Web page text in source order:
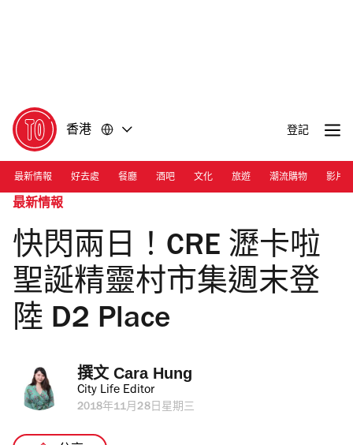
香港 登記
最新情報 好去處 餐廳 酒吧 文化 旅遊 潮流購物 影片
最新情報
快閃兩日！CRE 瀝卡啦
聖誕精靈村市集週末登
陸 D2 Place
撰文 Cara Hung
City Life Editor
2018年11月28日星期三